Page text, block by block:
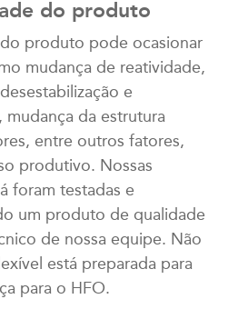
do produto
produto pode ocasionar
mudança de reatividade,
e
da estrutura
entre outros fatores,
produtivo. Nossas
foram testadas e
um produto de qualidade
de nossa equipe. Não
está preparada para
para o HFO.